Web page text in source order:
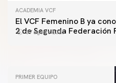
ACADEMIA VCF
El VCF Femenino B ya
2 de Segunda Federación
07 agosto 2026
PRIMER EQUIPO
ENTRENAMIENTO DEL
PRIMER EQUIPO